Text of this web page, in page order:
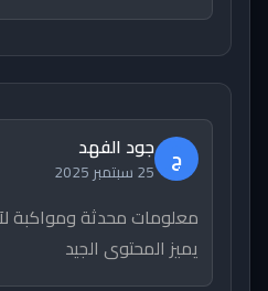
ج جود الفهد
25 سبتمبر 2025
معلومات محدثة ومواكبة
يميز المحتوى الجيد